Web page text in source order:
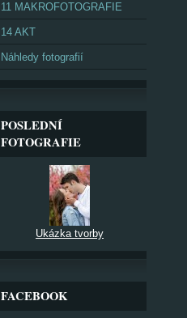
11 MAKROFOTOGRAFIE
14 AKT
Náhledy fotografií
POSLEDNÍ
FOTOGRAFIE
Ukázka tvorby
FACEBOOK